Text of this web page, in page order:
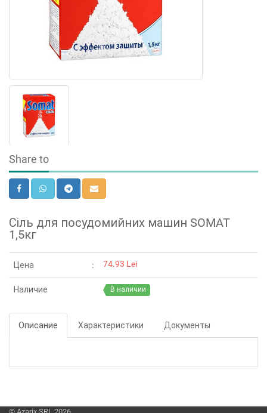
Share to
Сіль для посудомийних машин SOMAT
1,5кг
Цена 74.93 Lei
Наличие В наличии
Описание Характеристики Документы